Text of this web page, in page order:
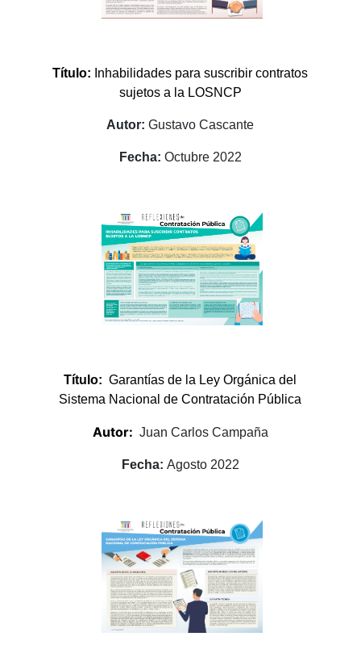
Título: Inhabilidades para suscribir contratos
sujetos a la LOSNCP
Autor:Gustavo Cascante
Fecha: Octubre 2022
Título:Garantías de la Ley Orgánica del
Sistema Nacional de Contratación Pública
Autor: Juan Carlos Campaña
Fecha: Agosto 2022